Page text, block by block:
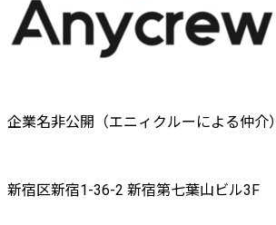
企業名非公開（エニィクルーによる仲介）
新宿区新宿1-36-2 新宿第七葉山ビル3F